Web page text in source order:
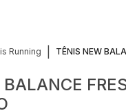
Running TÊNIS NEW